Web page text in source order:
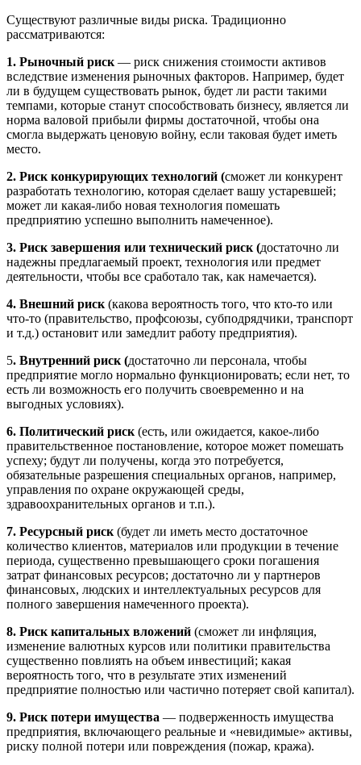
Существуют различные виды риска. Традиционно
рассматриваются:
1. Рыночный риск — риск снижения стоимости активов
вследствие изменения рыночных факторов. Например, будет
ли в будущем существовать рынок, будет ли расти такими
темпами, которые станут способствовать бизнесу, является ли
норма валовой прибыли фирмы достаточной, чтобы она
смогла выдержать ценовую войну, если таковая будет иметь
место.
2. Риск конкурирующих технологий (сможет ли конкурент
разработать технологию, которая сделает вашу устаревшей;
может ли какая-либо новая технология помешать
предприятию успешно выполнить намеченное).
3. Риск завершения или технический риск (достаточно ли
надежны предлагаемый проект, технология или предмет
деятельности, чтобы все сработало так, как намечается).
4. Внешний риск (какова вероятность того, что кто-то или
что-то (правительство, профсоюзы, субподрядчики, транспорт
и т.д.) остановит или замедлит работу предприятия).
5. Внутренний риск (достаточно ли персонала, чтобы
предприятие могло нормально функционировать; если нет, то
есть ли возможность его получить своевременно и на
выгодных условиях).
6. Политический риск (есть, или ожидается, какое-либо
правительственное постановление, которое может помешать
успеху; будут ли получены, когда это потребуется,
обязательные разрешения специальных органов, например,
управления по охране окружающей среды,
здравоохранительных органов и т.п.).
7. Ресурсный риск (будет ли иметь место достаточное
количество клиентов, материалов или продукции в течение
периода, существенно превышающего сроки погашения
затрат финансовых ресурсов; достаточно ли у партнеров
финансовых, людских и интеллектуальных ресурсов для
полного завершения намеченного проекта).
8. Риск капитальных вложений (сможет ли инфляция,
изменение валютных курсов или политики правительства
существенно повлиять на объем инвестиций; какая
вероятность того, что в результате этих изменений
предприятие полностью или частично потеряет свой капитал).
9. Риск потери имущества — подверженность имущества
предприятия, включающего реальные и «невидимые» активы,
риску полной потери или повреждения (пожар, кража).